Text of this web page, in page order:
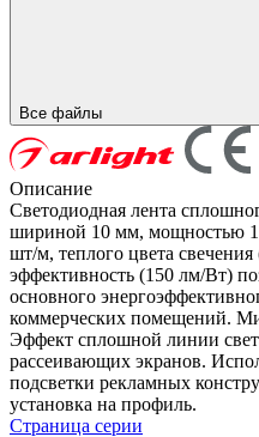
Все файлы
Описание
Светодиодная лента
шириной 10 мм, мощностью
шт/м, теплого цвета
эффективность (150 лм/Вт)
основного
коммерческих помещений.
Эффект сплошной линии
рассеивающих экранов.
подсветки рекламных
установка на профиль.
Страница серии